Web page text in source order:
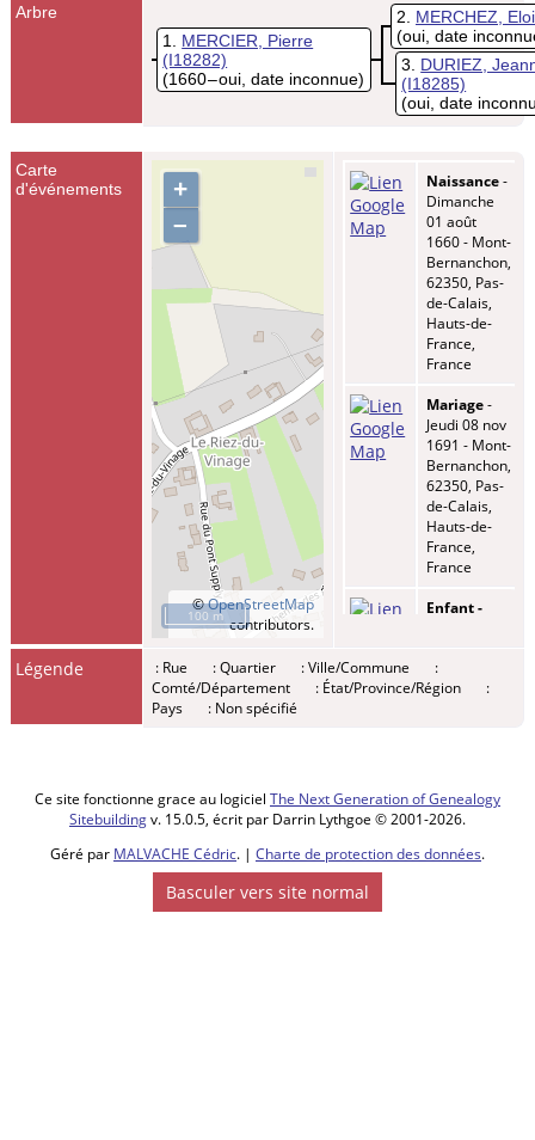
Arbre
1
MERCIER, Pierre
(I18282)
(1660 – oui, date inconnue)
2
MERCHEZ, Eloi
(oui, date
3
DURIEZ,
(I18285)
(oui, date
Carte
d'événements
+
–
©OpenStreetMap
contributors.
100 m
Naissance-
Dimanche
01 août
1660 - Mont-
Bernanchon,
62350, Pas-
de-Calais,
Hauts-de-
France,
France
Mariage-
Jeudi 08 nov
1691 - Mont-
Bernanchon,
62350, Pas-
de-Calais,
Hauts-de-
France,
France
Enfant -
Elisabeth
Lundi 02 avr
Hauts-de-
France,
France
Légende : Rue : Quartier : Ville/Commune
:
Comté/Département
: État/Province/Région
:
Pays
: Non spécifié
Ce site fonctionne grace au logiciel The Next Generation of Genealogy
Sitebuildingv. 15.0.5, écrit par Darrin Lythgoe © 2001-2026.
Géré par MALVACHE Cédric. | Charte de protection des données.
Basculer vers site normal